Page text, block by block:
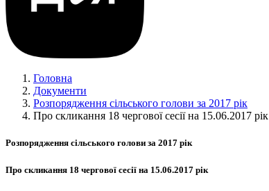
Головна
Документи
Розпорядження сільського голови за 2017 рік
Про скликання 18 чергової сесії на 15.06.2017 рік
Розпорядження сільського голови за 2017 рік
Про скликання 18 чергової сесії на 15.06.2017 рік